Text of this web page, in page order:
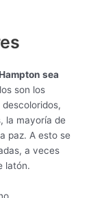
sea
son los
la mayoría de
paz. A esto se
a veces
latón.